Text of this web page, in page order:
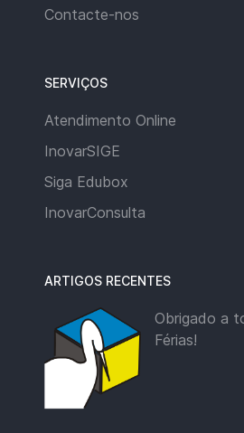
Contacte-nos
SERVIÇOS
Atendimento Online
InovarSIGE
Siga Edubox
InovarConsulta
ARTIGOS RECENTES
Obrigado a
Férias!